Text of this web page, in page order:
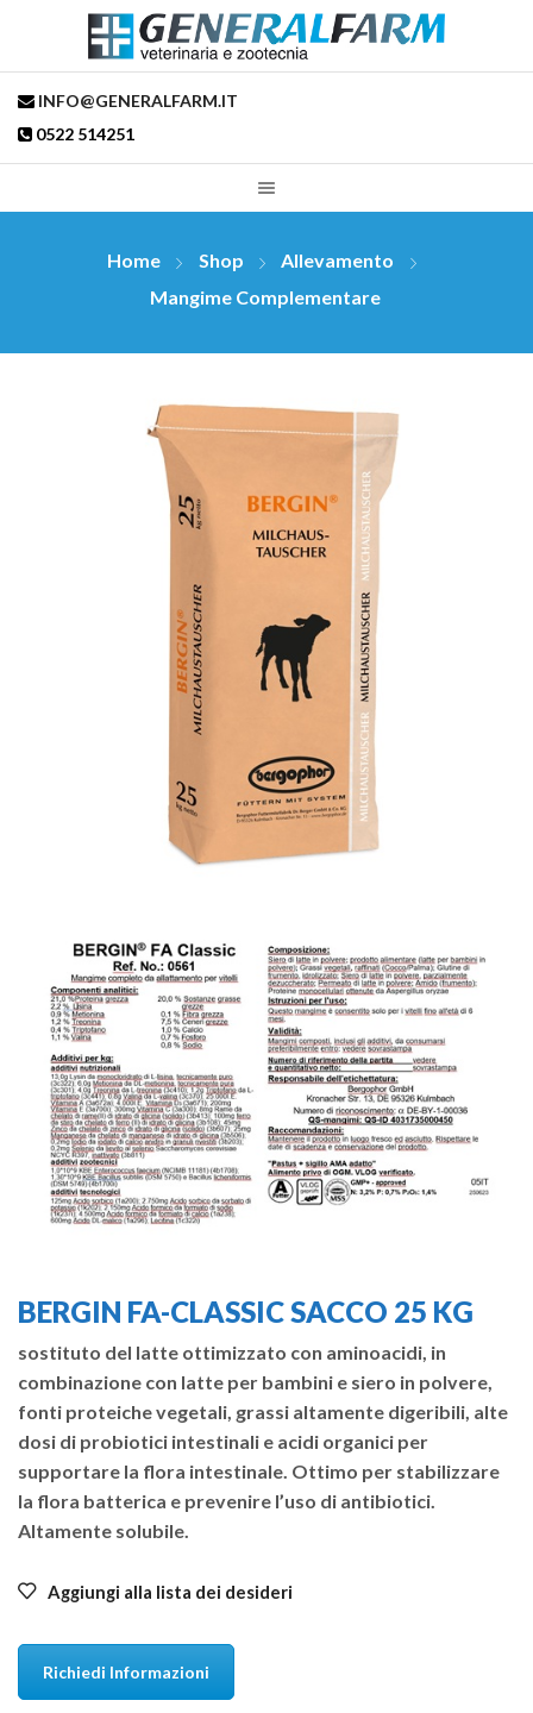
INFO@GENERALFARM.IT
0522 514251
Home Shop
Allevamento
Mangime Complementare
BERGIN FA-CLASSIC SACCO 25 KG
sostituto del latte ottimizzato con aminoacidi, in
combinazione con latte per bambini e siero in polvere,
fonti proteiche vegetali, grassi altamente digeribili, alte
dosi di probiotici intestinali e acidi organici per
supportare la flora intestinale. Ottimo per stabilizzare
la flora batterica e prevenire l’uso di antibiotici.
Altamente solubile.
Aggiungi alla lista dei desideri
Richiedi Informazioni